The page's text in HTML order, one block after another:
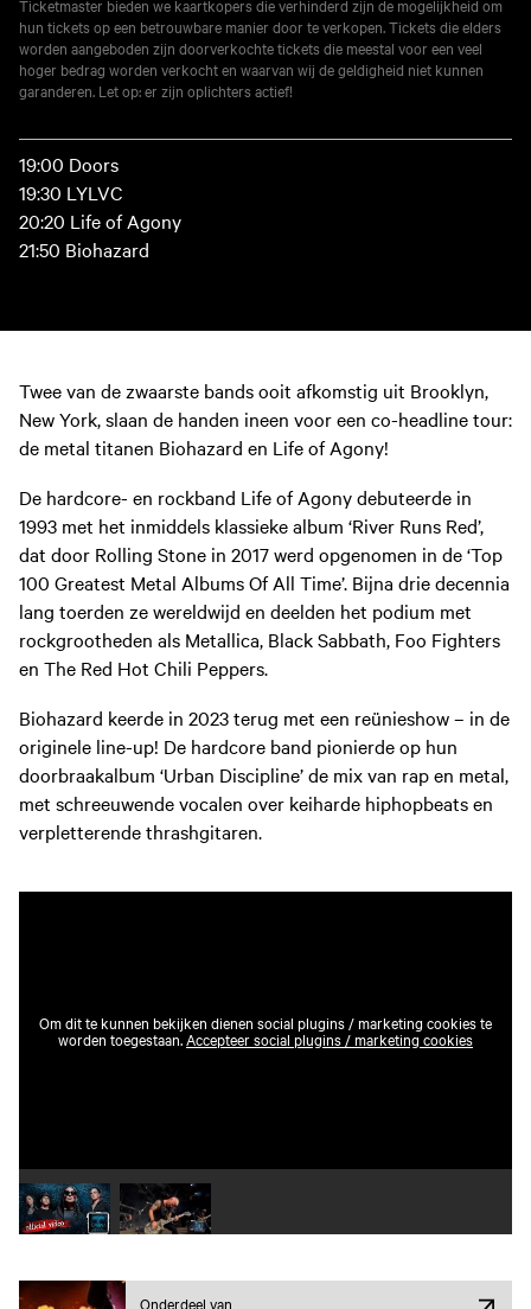
Ticketmaster bieden we kaartkopers die verhinderd zijn de mogelijkheid om
hun tickets op een betrouwbare manier door te verkopen. Tickets die elders
worden aangeboden zijn doorverkochte tickets die meestal voor een veel
hoger bedrag worden verkocht en waarvan wij de geldigheid niet kunnen
garanderen. Let op: er zijn oplichters actief!
19:00 Doors
19:30 LYLVC
20:20 Life of Agony
21:50 Biohazard
Twee van de zwaarste bands ooit afkomstig uit Brooklyn,
New York, slaan de handen ineen voor een co-headline tour:
de metal titanen Biohazard en Life of Agony!
De hardcore- en rockband Life of Agony debuteerde in
1993 met het inmiddels klassieke album ‘River Runs Red’,
dat door Rolling Stone in 2017 werd opgenomen in de ‘Top
100 Greatest Metal Albums Of All Time’. Bijna drie decennia
lang toerden ze wereldwijd en deelden het podium met
rockgrootheden als Metallica, Black Sabbath, Foo Fighters
en The Red Hot Chili Peppers.
Biohazard keerde in 2023 terug met een reünieshow – in de
originele line-up! De hardcore band pionierde op hun
doorbraakalbum ‘Urban Discipline’ de mix van rap en metal,
met schreeuwende vocalen over keiharde hiphopbeats en
verpletterende thrashgitaren.
Om dit te kunnen bekijken dienen social plugins / marketing cookies te
worden toegestaan.Accepteer social plugins / marketing cookies
Speel video 1 afSpeel video 2 af
Onderdeel van